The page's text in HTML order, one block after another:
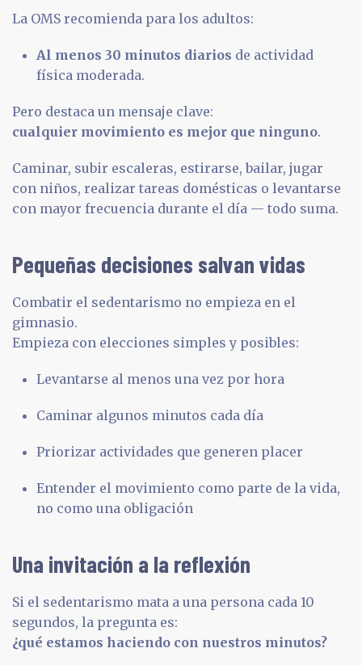
La OMS recomienda para los adultos:
Al menos 30 minutos diarios de actividad
física moderada.
Pero destaca un mensaje clave:
cualquier movimiento es mejor que ninguno.
Caminar, subir escaleras, estirarse, bailar, jugar
con niños, realizar tareas domésticas o levantarse
con mayor frecuencia durante el día — todo suma.
Pequeñas decisiones salvan vidas
Combatir el sedentarismo no empieza en el
gimnasio.
Empieza con elecciones simples y posibles:
Levantarse al menos una vez por hora
Caminar algunos minutos cada día
Priorizar actividades que generen placer
Entender el movimiento como parte de la vida,
no como una obligación
Una invitación a la reflexión
Si el sedentarismo mata a una persona cada 10
segundos, la pregunta es:
¿qué estamos haciendo con nuestros minutos?